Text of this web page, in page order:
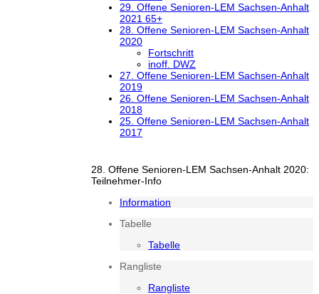
29. Offene Senioren-LEM Sachsen-Anhalt
2021 65+
28. Offene Senioren-LEM Sachsen-Anhalt
2020
Fortschritt
inoff. DWZ
27. Offene Senioren-LEM Sachsen-Anhalt
2019
26. Offene Senioren-LEM Sachsen-Anhalt
2018
25. Offene Senioren-LEM Sachsen-Anhalt
2017
28. Offene Senioren-LEM Sachsen-Anhalt 2020:
Teilnehmer-Info
Information
Tabelle
Tabelle
Rangliste
Rangliste